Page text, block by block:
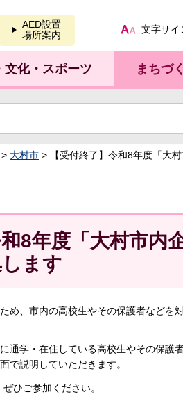
AED設置
場所案内
文字サイ
文化・スポーツ まちづ
> 大村市 > 【受付終了】令和8年度「大
和8年度「大村市内
ます
め、市内の高校生やその保護者などを
通学・在住している高校生やその保護
で説明していただきます。
ひご参加ください。